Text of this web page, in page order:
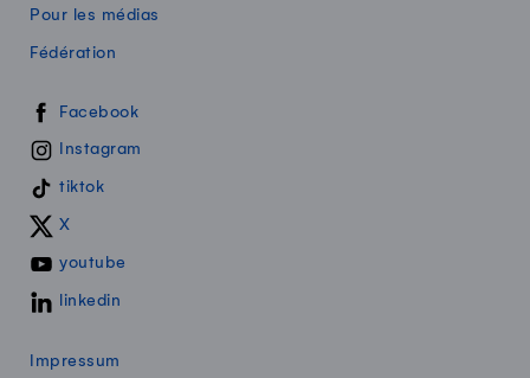
Pour les médias
Fédération
Swissmilk sur les réseaux sociaux
Facebook
Instagram
tiktok
X
youtube
linkedin
Impressum